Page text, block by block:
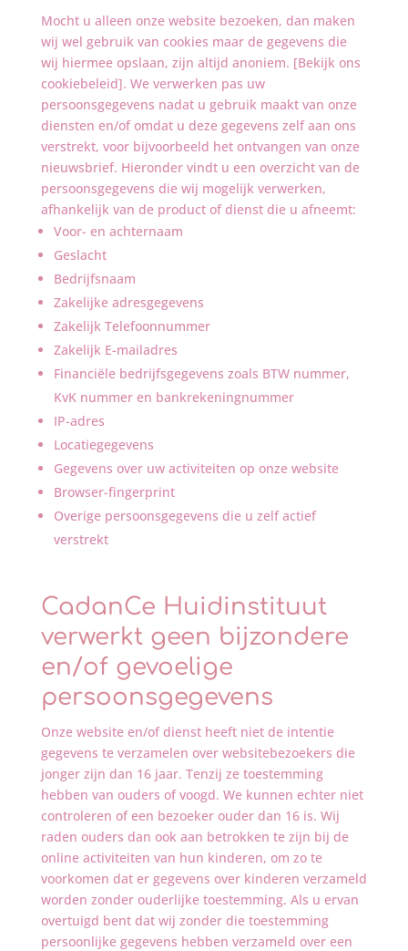
Mocht u alleen onze website bezoeken, dan maken
wij wel gebruik van cookies maar de gegevens die
wij hiermee opslaan, zijn altijd anoniem. [Bekijk ons
cookiebeleid]. We verwerken pas uw
persoonsgegevens nadat u gebruik maakt van onze
diensten en/of omdat u deze gegevens zelf aan ons
verstrekt, voor bijvoorbeeld het ontvangen van onze
nieuwsbrief. Hieronder vindt u een overzicht van de
persoonsgegevens die wij mogelijk verwerken,
afhankelijk van de product of dienst die u afneemt:
Voor- en achternaam
Geslacht
Bedrijfsnaam
Zakelijke adresgegevens
Zakelijk Telefoonnummer
Zakelijk E-mailadres
Financiële bedrijfsgegevens zoals BTW nummer,
KvK nummer en bankrekeningnummer
IP-adres
Locatiegegevens
Gegevens over uw activiteiten op onze website
Browser-fingerprint
Overige persoonsgegevens die u zelf actief
verstrekt
CadanCe Huidinstituut
verwerkt geen bijzondere
en/of gevoelige
persoonsgegevens
Onze website en/of dienst heeft niet de intentie
gegevens te verzamelen over websitebezoekers die
jonger zijn dan 16 jaar. Tenzij ze toestemming
hebben van ouders of voogd. We kunnen echter niet
controleren of een bezoeker ouder dan 16 is. Wij
raden ouders dan ook aan betrokken te zijn bij de
online activiteiten van hun kinderen, om zo te
voorkomen dat er gegevens over kinderen verzameld
worden zonder ouderlijke toestemming. Als u ervan
overtuigd bent dat wij zonder die toestemming
persoonlijke gegevens hebben verzameld over een